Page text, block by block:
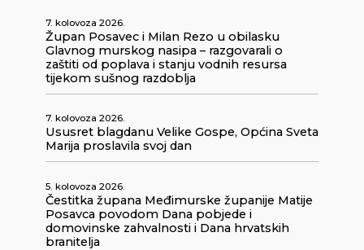
7. kolovoza 2026.
Župan Posavec i Milan Rezo u obilasku
Glavnog murskog nasipa – razgovarali o
zaštiti od poplava i stanju vodnih resursa
tijekom sušnog razdoblja
7. kolovoza 2026.
Ususret blagdanu Velike Gospe, Općina Sveta
Marija proslavila svoj dan
5. kolovoza 2026.
Čestitka župana Međimurske županije Matije
Posavca povodom Dana pobjede i
domovinske zahvalnosti i Dana hrvatskih
branitelja